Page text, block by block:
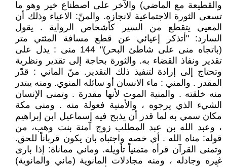
والقطيعة مع الماضي) والآخر على اصطناع خير وهو ما
تسعى الثورة الاجتماعية لانجازه. والمنّ: الاعياء وذلك أن
المعيي يتقطع من السير كأشخاص الرواية . يقول
السارد: "أتذكر إعيائي عن قطع مسافة المئتي متر
(باتجاه منى على شاطئ البحر)" 144 منى : يدل على
تقدير ونفاذ القضاء به. والثورة بحاجة إلى تقدير ونظرية
وتحتاج إلى إرادة لتنفيذ ذلك التقدير. منّ الماني : قدّر
المقدر . والمني : ماء الانسان أو سائله المنوي. ومنه يبتدر
منه خلقته . والمنية الموت لأنها مقدرة . وتمنى الإنسان
الشيء الذي يرجوه ، والأمنية فعولة منه . ومنى مكة
مكان سمي به لما قدر أن يذبح فيه إسماعيل ابن إبراهيم
، وعبد الله بن عبد المطلب زوج آمنة بنت وهب، من
قوله: مناه الله . أي خصه واجتباه بان يكون قرباناً للحق.
وتمنى القرآن قرأه متمنياً تأويله. وماني مماناة: إذا بارى
غيره وجادله ، ومنه مجادلات المانوية (ماني والمانوية)